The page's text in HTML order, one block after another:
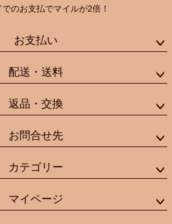
のお支払でマイルが2倍！
お支払い
配送・送料
返品・交換
お問合せ先
カテゴリー
マイページ